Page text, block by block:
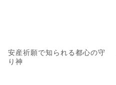
安産祈願で知られる都心の守
り神